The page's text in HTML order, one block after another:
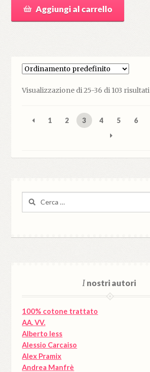
Aggiungi al carrello
Visualizzazione di 25-36 di 103 risultati
1 2 3 4 5 6
per:
Inostri autori
100% cotone trattato
AA. VV.
Alberto Iess
Alessio Carcaiso
Alex Pramix
Andrea Manfrè